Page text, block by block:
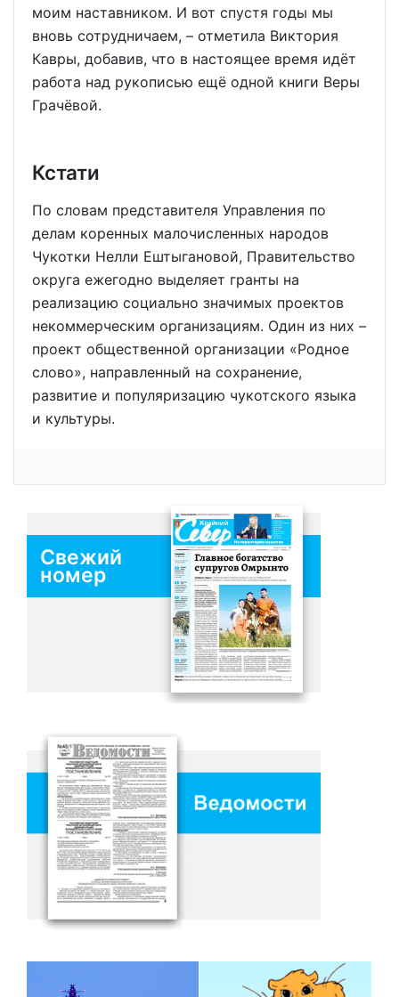
моим наставником. И вот спустя годы мы
вновь сотрудничаем, – отметила Виктория
Кавры, добавив, что в настоящее время идёт
работа над рукописью ещё одной книги Веры
Грачёвой.
Кстати
По словам представителя Управления по
делам коренных малочисленных народов
Чукотки Нелли Ештыгановой, Правительство
округа ежегодно выделяет гранты на
реализацию социально значимых проектов
некоммерческим организациям. Один из них –
проект общественной организации «Родное
слово», направленный на сохранение,
развитие и популяризацию чукотского языка
и культуры.
Свежий
номер